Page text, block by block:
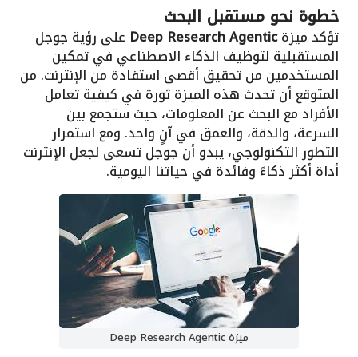
خطوة نحو مستقبل البحث
تؤكد ميزةDeep Research Agentic على رؤية جوجل
المستقبلية لتوظيف الذكاء الاصطناعي في تمكين
المستخدمين من تحقيق أقصى استفادة من الإنترنت. من
المتوقع أن تحدث هذه الميزة ثورة في كيفية تعامل
الأفراد مع البحث عن المعلومات، حيث ستجمع بين
السرعة، والدقة، والعمق في آنٍ واحد. ومع استمرار
التطور التكنولوجي، يبدو أن جوجل تسعى لجعل الإنترنت
أداة أكثر ذكاءً وفائدة في حياتنا اليومية.
ميزة Deep Research Agentic